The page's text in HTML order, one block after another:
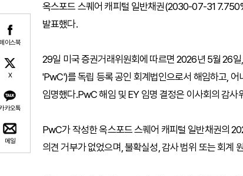
이스북
X
카오톡
메일
옥스포드 스퀘어 캐피털 일반채권(2030-07-31
발표했다.
29일 미국 증권거래위원회에 따르면 2026년 5월 26
'PwC')를 독립 등록 공인 회계법인으로서 해임하고,
임명했다.PwC 해임 및 EY 임명 결정은 이사회의 감
PwC가 작성한 옥스포드 스퀘어 캐피털 일반채권의
의견 거부가 없었으며, 불확실성, 감사 범위 또는 회계